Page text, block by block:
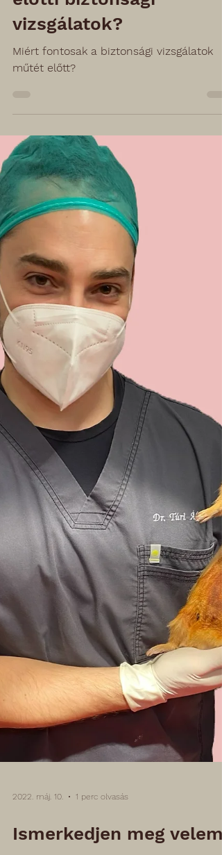
2022. jún. 17. 1 perc olvasás
Miért fontosak a műtét
előtti biztonsági
vizsgálatok?
Miért fontosak a biztonsági vizsgálatok